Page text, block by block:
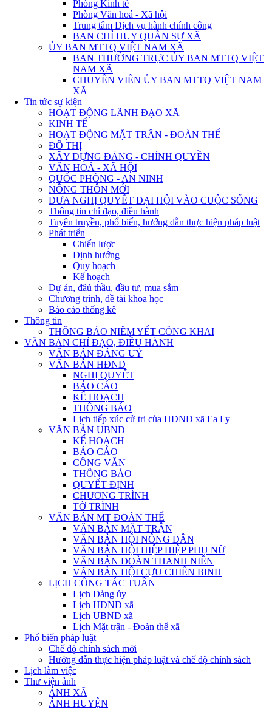
Phòng Kinh tế
Phòng Văn hoá - Xã hội
Trung tâm Dịch vụ hành chính công
BAN CHỈ HUY QUÂN SỰ XÃ
ỦY BAN MTTQ VIỆT NAM XÃ
BAN THƯỜNG TRỰC ỦY BAN MTTQ VIỆT
NAM XÃ
CHUYÊN VIÊN ỦY BAN MTTQ VIỆT NAM
XÃ
Tin tức sự kiện
HOẠT ĐỘNG LÃNH ĐẠO XÃ
KINH TẾ
HOẠT ĐỘNG MẶT TRẬN - ĐOÀN THỂ
ĐÔ THỊ
XÂY DỰNG ĐẢNG - CHÍNH QUYỀN
VĂN HOÁ - XÃ HỘI
QUỐC PHÒNG - AN NINH
NÔNG THÔN MỚI
ĐƯA NGHỊ QUYẾT ĐẠI HỘI VÀO CUỘC SỐNG
Thông tin chỉ đạo, điều hành
Tuyên truyền, phổ biến, hướng dẫn thực hiện pháp luật
Phát triển
Chiến lược
Định hướng
Quy hoạch
Kế hoạch
Dự án, đâú thầu, đầu tư, mua sắm
Chương trình, đề tài khoa học
Báo cáo thống kê
Thông tin
THÔNG BÁO NIÊM YẾT CÔNG KHAI
VĂN BẢN CHỈ ĐẠO, ĐIỀU HÀNH
VĂN BẢN ĐẢNG UỶ
VĂN BẢN HĐND
NGHỊ QUYẾT
BÁO CÁO
KẾ HOẠCH
THÔNG BÁO
Lịch tiếp xúc cử tri của HĐND xã Ea Ly
VĂN BẢN UBND
KẾ HOẠCH
BÁO CÁO
CÔNG VĂN
THÔNG BÁO
QUYẾT ĐỊNH
CHƯƠNG TRÌNH
TỜ TRÌNH
VĂN BẢN MT ĐOÀN THỂ
VĂN BẢN MẶT TRẬN
VĂN BẢN HỘI NÔNG DÂN
VĂN BẢN HỘI HIỆP HIỆP PHỤ NỮ
VĂN BẢN ĐOÀN THANH NIÊN
VĂN BẢN HỘI CỰU CHIẾN BINH
LỊCH CÔNG TÁC TUẦN
Lịch Đảng ủy
Lịch HĐND xã
Lịch UBND xã
Lịch Mặt trận - Đoàn thể xã
Phổ biến pháp luật
Chế độ chính sách mới
Hướng dẫn thực hiện pháp luật và chế độ chính sách
Lịch làm việc
Thư viện ảnh
ẢNH XÃ
ẢNH HUYỆN